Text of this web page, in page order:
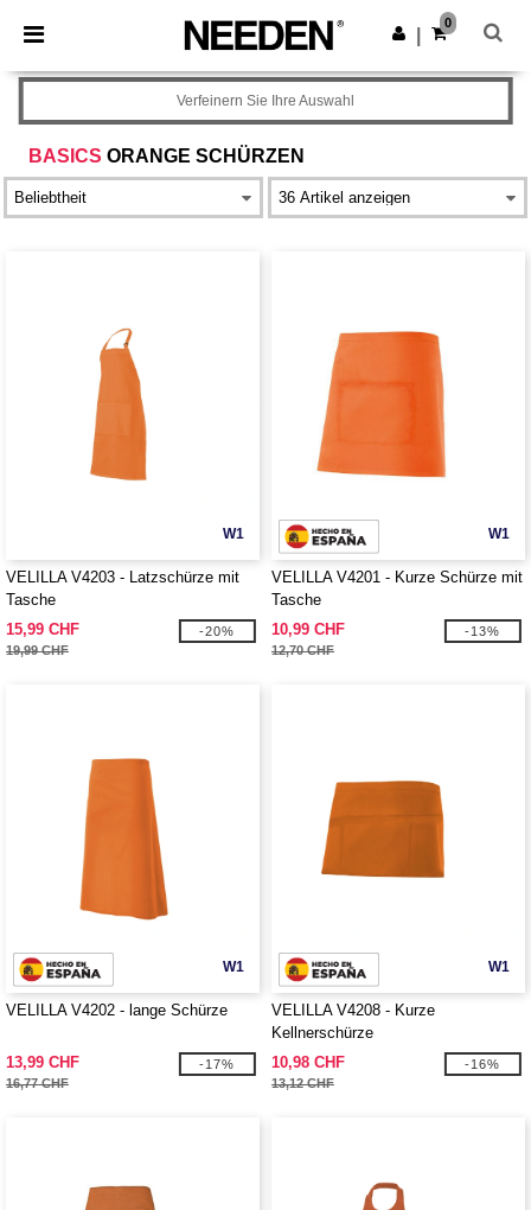
× Needen App
Bessere Preise in der App!
App holen
0
BASICS ORANGE SCHÜRZEN
Verfeinern Sie Ihre Auswahl
W1
VELILLA V4203 - Latzschürze mit
Tasche
15,99 CHF
19,99 CHF
-20%
W1
VELILLA V4201 - Kurze Schürze mit
Tasche
10,99 CHF
12,70 CHF
-13%
W1
VELILLA V4202 - lange Schürze
13,99 CHF
16,77 CHF
-17%
W1
VELILLA V4208 - Kurze
Kellnerschürze
10,98 CHF
13,12 CHF
-16%